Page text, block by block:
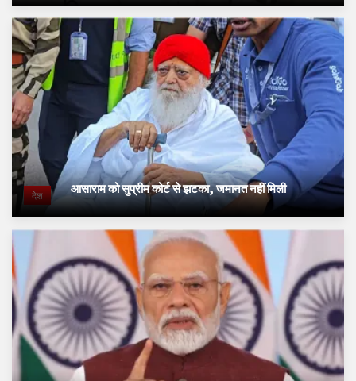
देश आसाराम को सुप्रीम कोर्ट से झटका, जमानत नहीं मिली